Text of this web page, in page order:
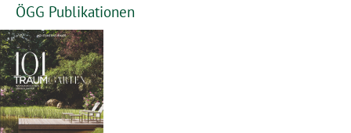
ÖGG Publikationen